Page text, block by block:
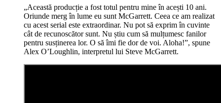
„Această producție a fost totul pentru mine în acești 10 ani.
Oriunde merg în lume eu sunt McGarrett. Ceea ce am realizat
cu acest serial este extraordinar. Nu pot să exprim în cuvinte
cât de recunoscător sunt. Nu știu cum să mulțumesc fanilor
pentru susținerea lor. O să îmi fie dor de voi. Aloha!”, spune
Alex O’Loughlin, interpretul lui Steve McGarrett.